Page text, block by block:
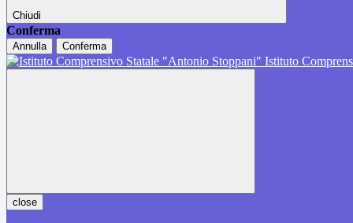
Chiudi
Conferma
Annulla Conferma
Istituto
close